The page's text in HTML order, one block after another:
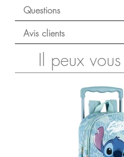
Questions
Avis clients
Il peux